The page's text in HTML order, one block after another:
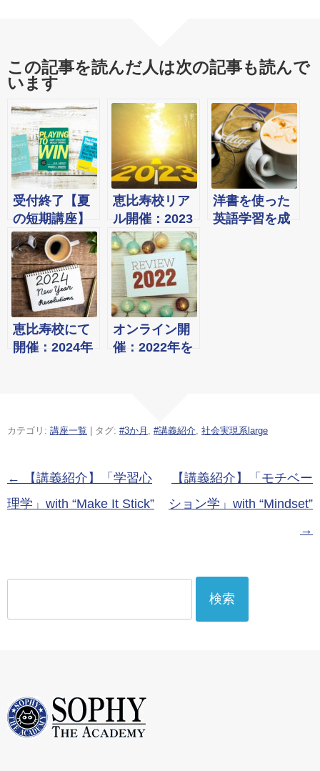
この記事を読んだ人は次の記事も読んで
います
受付終了【夏
の短期講座】
忙しいリーダ
ーのための
「コーチング
学」& これか
らの時代の生
き方を考える
「人生デザイ
学ぶ「戦略
期講座（オン
ラインクラ
ス）
恵比寿校リア
ル開催：2023
年新年の目標
を考えるワー
クショップ
洋書を使った
英語学習を成
恵比寿校にて
開催：2024年
オンライン開
催：2022年を
カテゴリ: 講座一覧 | タグ: #3か月 , #講義紹介, 社会実現系large
投稿ナビゲーション
←
【講義紹介】「学習心
理学」with “Make It Stick”
【講義紹介】「モチベー
ション学」with “Mindset”
→
索: